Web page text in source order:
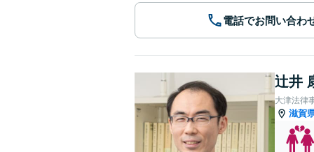
電話でお問い合わ
辻井
大津法律
滋賀